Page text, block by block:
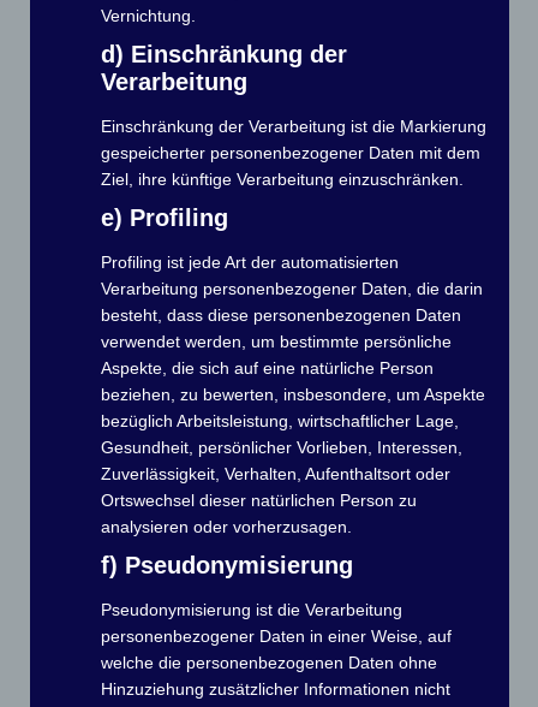
Anmeldung zur Fahrt „Blaues
Band von Grünau“
Nach dem Meldeschluss am 13.06.2026 wird eine Gebühr
von 15 EUR erhoben.
Nachmeldungen sind nur bis 20.06.2026, 10:00 Uhr
möglich.
Schreibt als Sportwart eine Sammel-E-Mail an: blaues-
band@mc-gruenau.de,
oder jeder Starter nutztdas folgende Meldeformular:
Dein Verein
Startnummer
Dein Verein ist nicht in der Liste, dann trage ihn ein
E-Mail vom Sportleiter Deines Verein
Vorname Name vom Bootsführer
Vernichtung.
d) Einschränkung der
Verarbeitung
Einschränkung der Verarbeitung ist die Markierung
gespeicherter personenbezogener Daten mit dem
Ziel, ihre künftige Verarbeitung einzuschränken.
e) Profiling
Profiling ist jede Art der automatisierten
Verarbeitung personenbezogener Daten, die darin
besteht, dass diese personenbezogenen Daten
verwendet werden, um bestimmte persönliche
Aspekte, die sich auf eine natürliche Person
beziehen, zu bewerten, insbesondere, um Aspekte
bezüglich Arbeitsleistung, wirtschaftlicher Lage,
Gesundheit, persönlicher Vorlieben, Interessen,
Zuverlässigkeit, Verhalten, Aufenthaltsort oder
Ortswechsel dieser natürlichen Person zu
analysieren oder vorherzusagen.
f) Pseudonymisierung
Pseudonymisierung ist die Verarbeitung
personenbezogener Daten in einer Weise, auf
welche die personenbezogenen Daten ohne
Hinzuziehung zusätzlicher Informationen nicht